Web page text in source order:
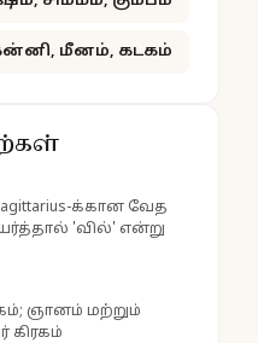
மீனம், கடகம்
க்கான வேத
'வில்' என்று
ஞானம் மற்றும்
கிரகம்